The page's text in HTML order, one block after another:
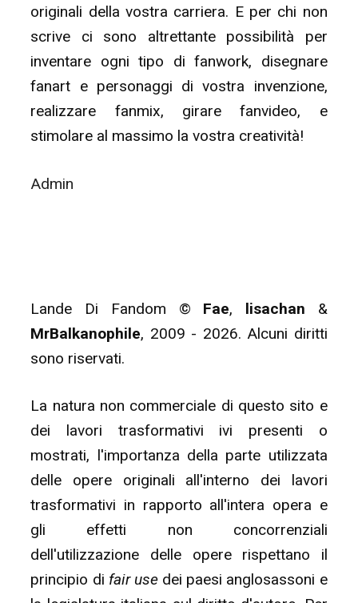
originali della vostra carriera. E per chi non
scrive ci sono altrettante possibilità per
inventare ogni tipo di fanwork, disegnare
fanart e personaggi di vostra invenzione,
realizzare fanmix, girare fanvideo, e
stimolare al massimo la vostra creatività!
Admin
Lande Di Fandom © Fae, lisachan &
MrBalkanophile, 2009 - 2026. Alcuni diritti
sono riservati.
La natura non commerciale di questo sito e
dei lavori trasformativi ivi presenti o
mostrati, l'importanza della parte utilizzata
delle opere originali all'interno dei lavori
trasformativi in rapporto all'intera opera e
gli effetti non concorrenziali
dell'utilizzazione delle opere rispettano il
principio di fair usedei paesi anglosassoni e